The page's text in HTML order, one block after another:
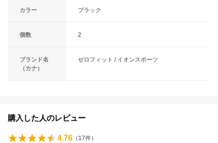
カラー ブラック
個数 2
ブランド名
（カナ）
ゼロフィット / イオンスポーツ
購入した人のレビュー
4.76 （ 17件）